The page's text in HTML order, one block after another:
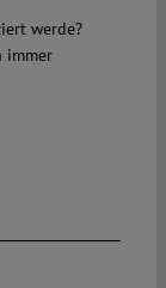
werde?
immer